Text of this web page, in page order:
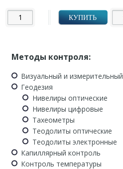
КУПИТЬ
Методы контроля:
Визуальный и измерительный
Геодезия
Нивелиры оптические
Нивелиры цифровые
Тахеометры
Теодолиты оптические
Теодолиты электронные
Капиллярный контроль
Контроль температуры